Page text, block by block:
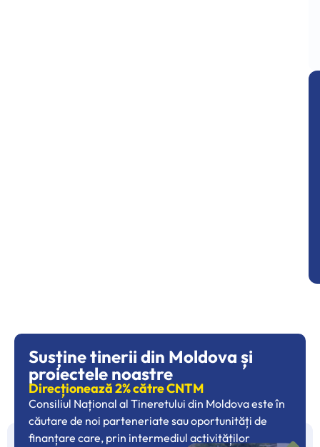
Susține tinerii din Moldova și
proiectele noastre
Direcționează 2% către CNTM
Consiliul Național al Tineretului din Moldova este în
căutare de noi parteneriate sau oportunități de
finanțare care, prin intermediul activităților